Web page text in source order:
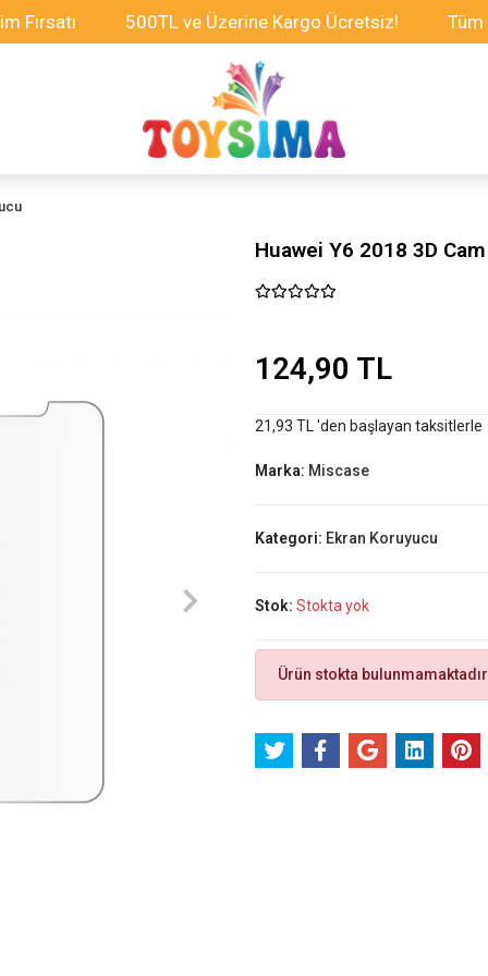
500TL ve Üzerine Kargo Ücretsiz! Tüm
Huawei Y6 2018 3D
124,90 TL
21,93 TL 'den başlayan taksitlerle
Marka: Miscase
Kategori: Ekran Koruyucu
Stok: Stokta yok
Ürün stokta